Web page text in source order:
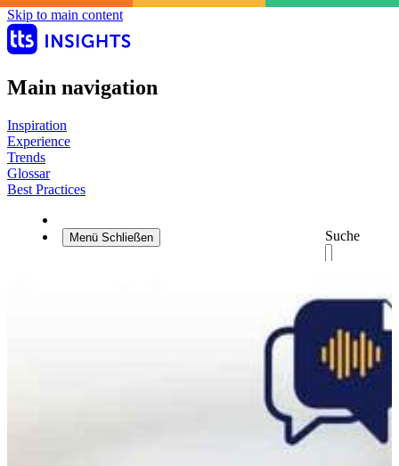
Skip to main content
Main navigation
Inspiration
Experience
Trends
Glossar
Best Practices
Suche
Menü Schließen